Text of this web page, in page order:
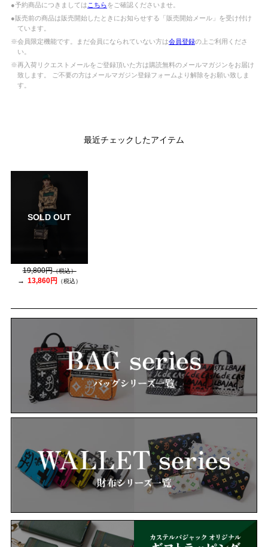
●予約商品につきましては こちらをご確認くださいませ。
●販売前の商品は販売開始したときにお知らせする「販売開始メール」を受け付け
ています。
※会員限定機能です。まだ会員になられていない方は会員登録の上ご利用くださ
い。
※再入荷リクエストメールをご登録頂いた方は購読無料のメールマガジンをお届け
致します。 ご不要の方はメールマガジン登録フォームより解除をお願い致しま
す。
最近チェックしたアイテム
SOLD OUT
19,800円（税込）
13,860円 （税込）